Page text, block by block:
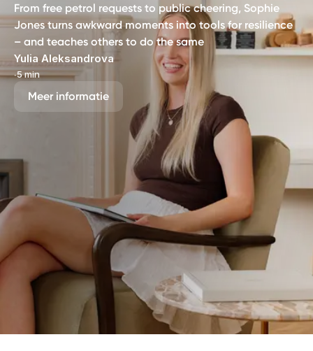
From free petrol requests to public cheering, Sophie
Jones turns awkward moments into tools for resilience
– and teaches others to do the same
Yulia Aleksandrova
∙5 min
Meer informatie